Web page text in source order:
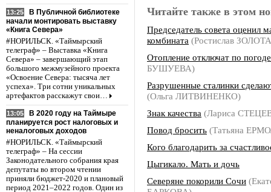
13:25
В Публичной библиотеке
начали монтировать выставку
«Книга Севера»
#НОРИЛЬСК. «Таймырский
телеграф» – Выставка «Книга
Севера» – завершающий этап
большого межмузейного проекта
«Освоение Севера: тысяча лет
успеха». Три сотни уникальных
артефактов расскажут свои…
13:05
В 2020 году на Таймыре
планируется рост налоговых и
неналоговых доходов
#НОРИЛЬСК. «Таймырский
телеграф» – На сессии
Законодательного собрания края
депутаты во втором чтении
приняли бюджет-2020 и плановый
период 2021–2022 годов. Один из
Читайте также в этом
Председатель совета оценил
комбината (Ростислав
Отопление отключат по погоде
БУШУЕВА)
Разрушенные сталинки
(Ольга ЛИТВИНЕНКО)
Знак качества (Лариса
Повод бросить (Татьяна
Кого благодарить за
Цыгикало. Мать и дочь
Северяне покорили Сочи